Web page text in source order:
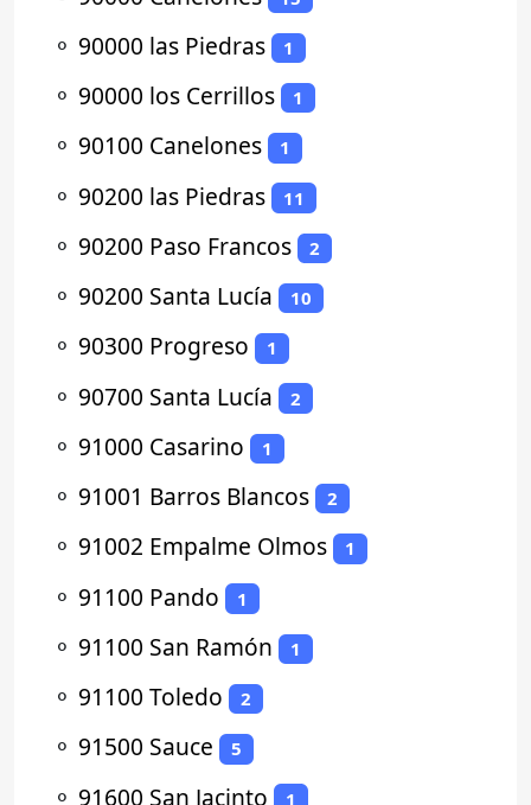
⚬ 90000 las Piedras 1
⚬ 90000 los Cerrillos 1
⚬ 90100 Canelones 1
⚬ 90200 las Piedras 11
⚬ 90200 Paso Francos 2
⚬ 90200 Santa Lucía 10
⚬ 90300 Progreso 1
⚬ 90700 Santa Lucía 2
⚬ 91000 Casarino 1
⚬ 91001 Barros Blancos 2
⚬ 91002 Empalme Olmos 1
⚬ 91100 Pando 1
⚬ 91100 San Ramón 1
⚬ 91100 Toledo 2
⚬ 91500 Sauce 5
⚬ 91600 San Jacinto 1